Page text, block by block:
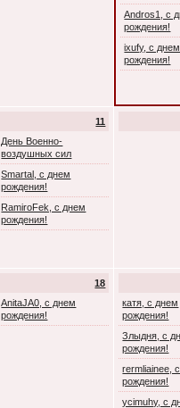
Andros1, с
рождения!
ixufy, с днем
рождения!
11
День Военно-
воздушных сил
Smartal, с днем
рождения!
RamiroFek, с днем
рождения!
18
AnitaJA0, с днем
рождения!
катя, с днем
рождения!
Злыдня, с
рождения!
rermliainee,
рождения!
ycimuhy, с